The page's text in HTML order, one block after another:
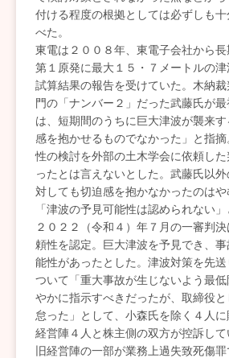
付ける程度の根拠としては必ずしも
べた。
東電は２００８年、東電子会社から
第１原発に最大１５・７メートルの
試算結果の報告を受けていた。木納
門の「ナンバー２」だった武藤氏が
は、短期間のうちに巨大津波が襲来
感を抱かせるものでなかった」と指
性の検討を外部の土木学会に依頼し
ったとは言えないとした。武藤氏以
対しても切迫感を抱かなかったのはや
「津波の予見可能性は認められない」
２０２２（令和４）年７月の一審判
頼性を認定。巨大津波を予見でき、
能性があったとした。津波対策を先
ついて「重大事故が生じないよう最
やかに指示すべきだったが、取締役
怠った」として、小森氏を除く４人
経営陣４人と株主側の双方が控訴して
旧経営陣の一部が業務上過失致死傷